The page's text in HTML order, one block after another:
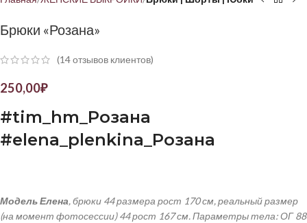
Брюки «Розана»
(14отзывов клиентов)
250,00₽
#tim hm _Розана
#elena plenkina _Розана
Модель Елена, брюки 44 размера рост 170 см, реальный размер
(на момент фотосессии) 44 рост 167 см. Параметры тела: ОГ 88